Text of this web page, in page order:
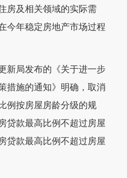
房及相关领域的实际需
今年稳定房地产市场过程
局发布的《关于进一步
措施的通知》明确，取消
例按房屋房龄分级的规
贷款最高比例不超过房屋
贷款最高比例不超过房屋